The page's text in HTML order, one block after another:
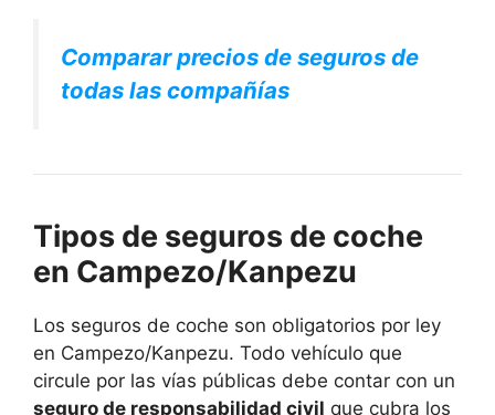
Comparar precios de seguros de
todas las compañías
Tipos de seguros de coche
en Campezo/Kanpezu
Los seguros de coche son obligatorios por ley
en Campezo/Kanpezu. Todo vehículo que
circule por las vías públicas debe contar con un
seguro de responsabilidad civil que cubra los